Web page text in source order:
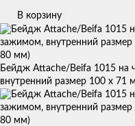
В корзину
Бейдж Attache/Beifa 1015 на
внутренний размер 100 х